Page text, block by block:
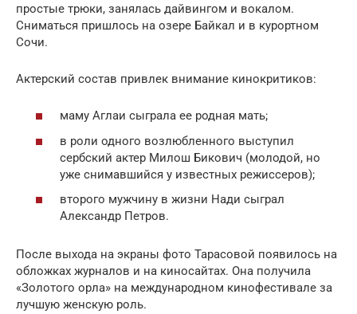
простые трюки, занялась дайвингом и вокалом.
Сниматься пришлось на озере Байкал и в курортном
Сочи.
Актерский состав привлек внимание кинокритиков:
маму Аглаи сыграла ее родная мать;
в роли одного возлюбленного выступил
сербский актер Милош Бикович (молодой, но
уже снимавшийся у известных режиссеров);
второго мужчину в жизни Нади сыграл
Александр Петров.
После выхода на экраны фото Тарасовой появилось на
обложках журналов и на киносайтах. Она получила
«Золотого орла» на международном кинофестивале за
лучшую женскую роль.